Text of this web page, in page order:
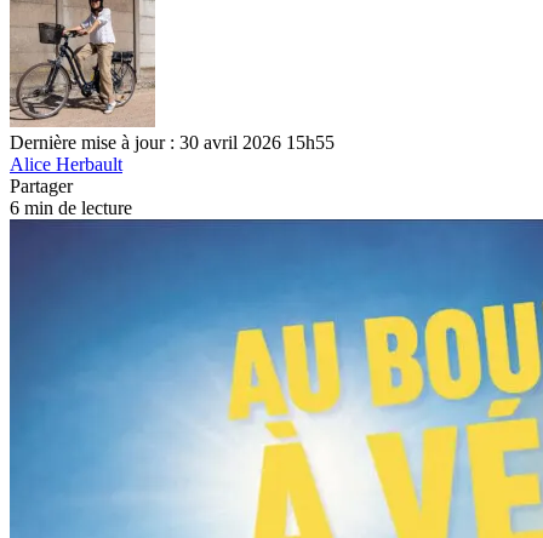
Dernière mise à jour : 30 avril 2026 15h55
Alice Herbault
Partager
6 min de lecture